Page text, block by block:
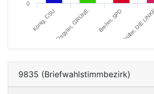
König, CSU Osgyan, GRÜNE Brehm, SPDSchüller, DIE LINKE
0
9835 (Briefwahlstimmbezirk)